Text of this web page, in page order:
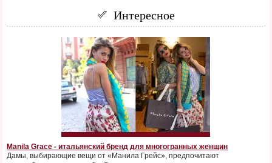
Интересное
Manila Grace - итальянский бренд для многогранных женщин
Дамы, выбирающие вещи от «Манила Грейс», предпочитают